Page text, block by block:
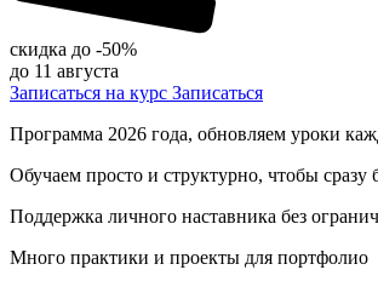
скидка до -50%
до 11 августа
Записаться на курс Записаться
Программа 2026 года, обновляем уроки
Обучаем просто и структурно, чтобы сразу
Поддержка личного наставника без
Много практики и проекты для портфолио